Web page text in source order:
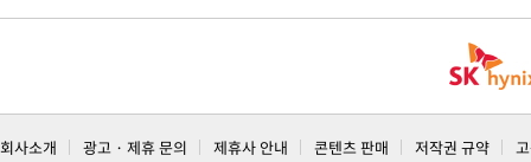
회사소개 광고 · 제휴 문의 제휴사 안내 콘텐츠 판매 저작권 규약